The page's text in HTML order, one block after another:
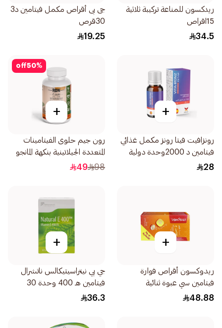
ريدكسون للمناعة تركيبة ثلاثية
15اقراص
34.5
جى بى أقراص مكمل فيتامين د3
30قرص
19.25
+
رونزافيت فيتا رونز مكمل غذائي
فيتامين د 2000وحدة دولية
10مل
28
50%
off
+
رون جيم حلوى الفيتامينات
المتعددة الجيلاتينية بنكهة المانجو
الطبيعية 60قطعة
98
49
+
ريدوكسون أقراص فوارة
فيتامين سي عبوة ثنائية
2×15قرص
48.88
+
جي بي نيتراسيتيكالس ناتشرال
فيتامين هـ 400 وحدة 30
كبسولة
36.3